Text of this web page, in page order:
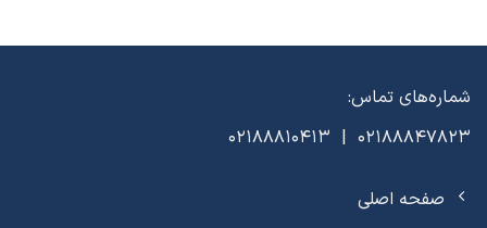
شماره‌های تماس:
02188847823 | 02188810413
صفحه اصلی